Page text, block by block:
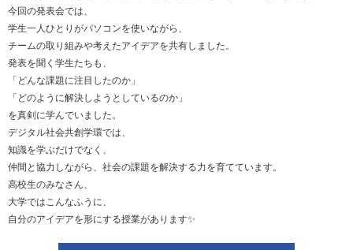
今回の発表会では、
学生一人ひとりがパソコンを使いながら、
チームの取り組みや考えたアイデアを共有しました。
発表を聞く学生たちも、
「どんな課題に注目したのか」
「どのように解決しようとしているのか」
を真剣に学んでいました。
デジタル社会共創学環では、
知識を学ぶだけでなく、
仲間と協力しながら、社会の課題を解決する力を育てています。
高校生のみなさん、
大学ではこんなふうに、
自分のアイデアを形にする授業があります✨